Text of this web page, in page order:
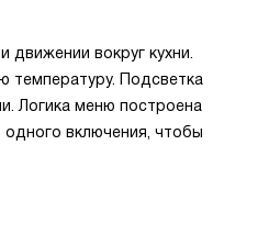
вокруг кухни.
температуру. Подсветка
Логика меню построена
одного включения, чтобы